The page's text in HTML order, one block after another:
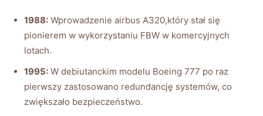
1988: Wprowadzenie airbus A320,który stał się
pionierem w wykorzystaniu FBW ‍w komercyjnych
lotach.
1995: W ‍debiutanckim modelu Boeing 777 ​po raz
pierwszy zastosowano redundancję systemów, co‌
zwiększało bezpieczeństwo.